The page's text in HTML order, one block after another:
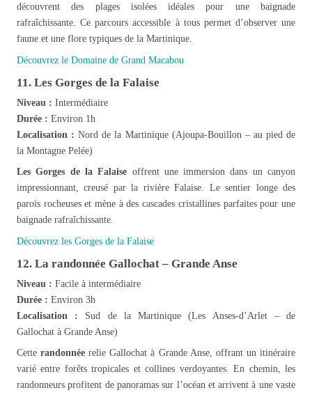
découvrent des plages isolées idéales pour une baignade
rafraîchissante. Ce parcours accessible à tous permet d’observer une
faune et une flore typiques de la Martinique.
Découvrez le Domaine de Grand Macabou
11. Les Gorges de la Falaise
Niveau : Intermédiaire
Durée : Environ 1h
Localisation : Nord de la Martinique (Ajoupa-Bouillon – au pied de
la Montagne Pelée)
Les Gorges de la Falaise offrent une immersion dans un canyon
impressionnant, creusé par la rivière Falaise. Le sentier longe des
parois rocheuses et mène à des cascades cristallines parfaites pour une
baignade rafraîchissante.
Découvrez les Gorges de la Falaise
12. La randonnée Gallochat – Grande Anse
Niveau : Facile à intermédiaire
Durée : Environ 3h
Localisation : Sud de la Martinique (Les Anses-d’Arlet – de
Gallochat à Grande Anse)
Cetterandonnée relie Gallochat à Grande Anse, offrant un itinéraire
varié entre forêts tropicales et collines verdoyantes. En chemin, les
randonneurs profitent de panoramas sur l’océan et arrivent à une vaste